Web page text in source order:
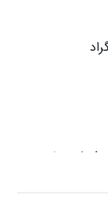
قابلیت